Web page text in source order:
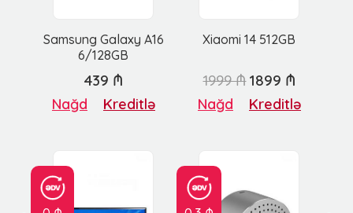
Samsung Galaxy A16
6/128GB
Xiaomi 14 512GB
439 ₼
Nağd Kreditlə
1999 ₼ 1899 ₼
Nağd Kreditlə